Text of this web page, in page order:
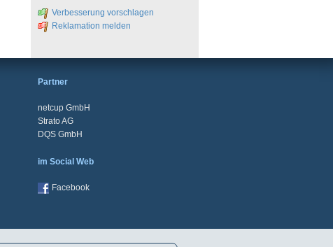
Verbesserung vorschlagen
Reklamation melden
Partner
netcup GmbH
Strato AG
DQS GmbH
im Social Web
Facebook